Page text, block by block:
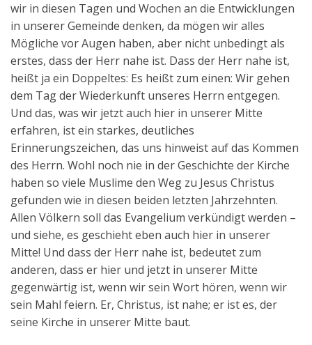
wir in diesen Tagen und Wochen an die Entwicklungen
in unserer Gemeinde denken, da mögen wir alles
Mögliche vor Augen haben, aber nicht unbedingt als
erstes, dass der Herr nahe ist. Dass der Herr nahe ist,
heißt ja ein Doppeltes: Es heißt zum einen: Wir gehen
dem Tag der Wiederkunft unseres Herrn entgegen.
Und das, was wir jetzt auch hier in unserer Mitte
erfahren, ist ein starkes, deutliches
Erinnerungszeichen, das uns hinweist auf das Kommen
des Herrn. Wohl noch nie in der Geschichte der Kirche
haben so viele Muslime den Weg zu Jesus Christus
gefunden wie in diesen beiden letzten Jahrzehnten.
Allen Völkern soll das Evangelium verkündigt werden –
und siehe, es geschieht eben auch hier in unserer
Mitte! Und dass der Herr nahe ist, bedeutet zum
anderen, dass er hier und jetzt in unserer Mitte
gegenwärtig ist, wenn wir sein Wort hören, wenn wir
sein Mahl feiern. Er, Christus, ist nahe; er ist es, der
seine Kirche in unserer Mitte baut.